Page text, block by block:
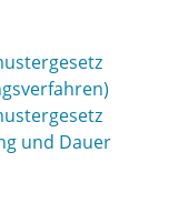
und Dauer